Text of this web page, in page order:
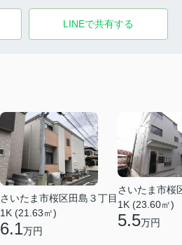
LINEで共有する
さいたま市桜区田島３丁目
1K (21.63㎡)
6.1万円
さいたま市桜
1K (23.60㎡)
5.5万円